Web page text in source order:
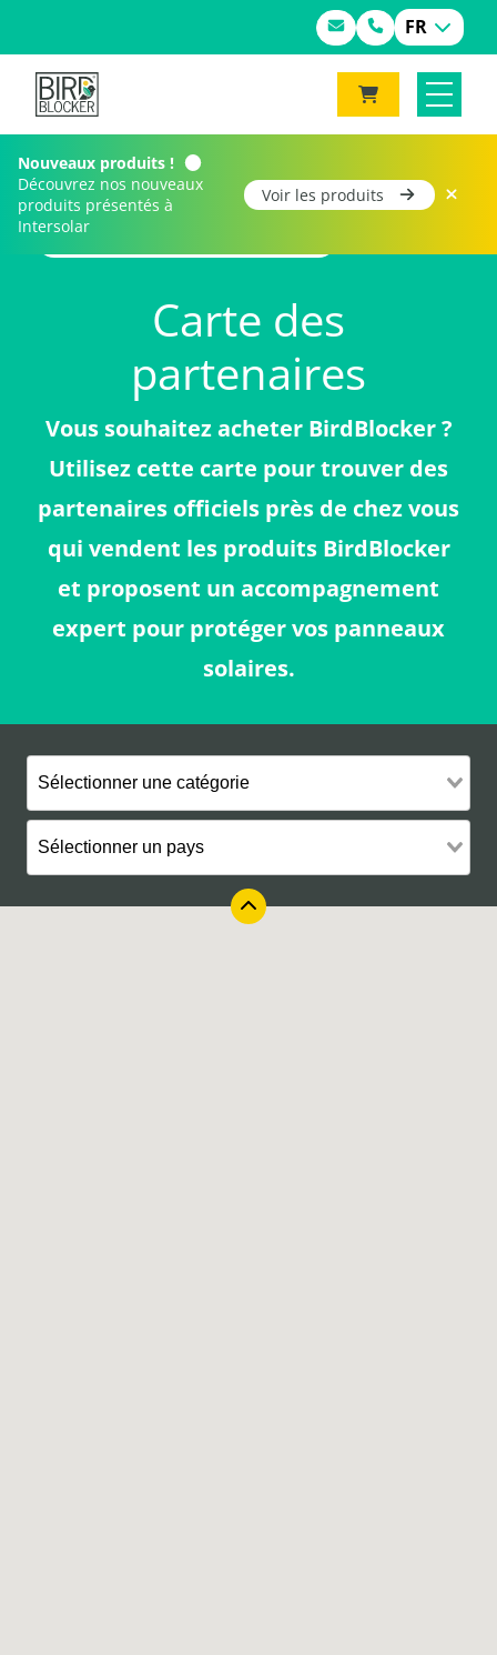
FR
Nouveaux produits !
Découvrez nos nouveaux
produits présentés à
Intersolar
Voir les produits
Home
Carte des
partenaires
Vous souhaitez acheter BirdBlocker ?
Utilisez cette carte pour trouver des
partenaires officiels près de chez vous
qui vendent les produits BirdBlocker
et proposent un accompagnement
expert pour protéger vos panneaux
solaires.